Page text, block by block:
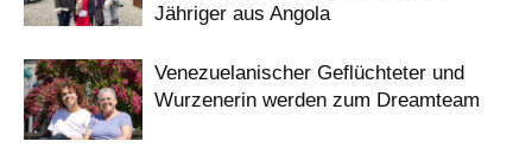
Jähriger aus Angola
Venezuelanischer Geflüchteter und
Wurzenerin werden zum Dreamteam